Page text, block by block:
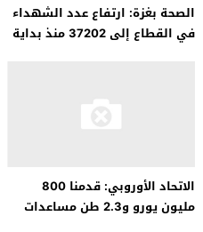
الصحة بغزة: ارتفاع عدد الشهداء
في القطاع إلى 37202 منذ بداية
الاتحاد الأوروبي: قدمنا ​​800
مليون يورو و2.3 طن مساعدات